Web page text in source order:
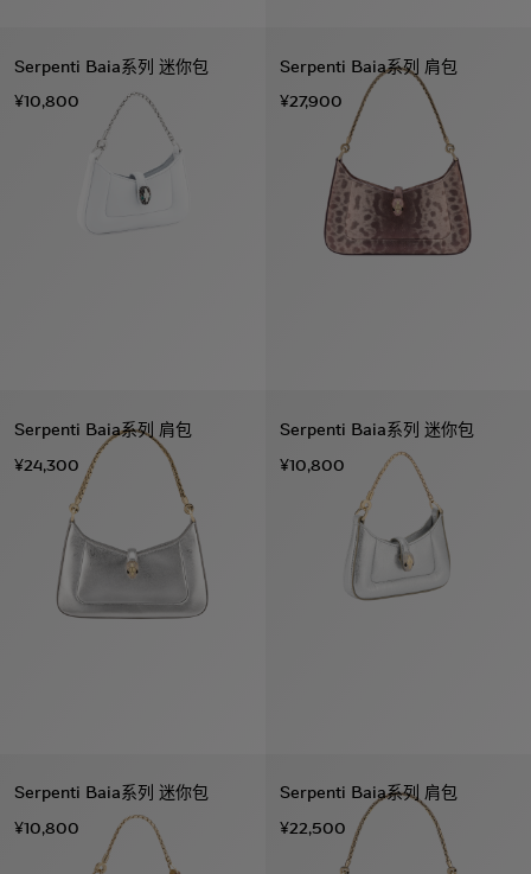
Serpenti Baia系列 迷你包
¥10,800
Serpenti Baia系列 肩包
¥27,900
Serpenti Baia系列 肩包
¥24,300
Serpenti Baia系列 迷你包
¥10,800
Serpenti Baia系列 迷你包
¥10,800
Serpenti Baia系列 肩包
¥22,500